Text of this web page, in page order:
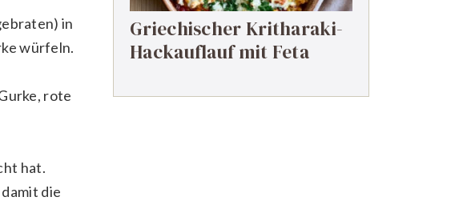
in
würfeln.
rote
hat.
die
Griechischer Kritharaki-
Hackauflauf mit Feta